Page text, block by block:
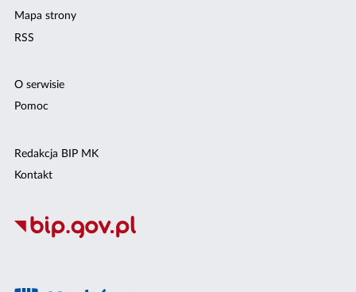
Mapa strony
RSS
O serwisie
Pomoc
Redakcja BIP MK
Kontakt